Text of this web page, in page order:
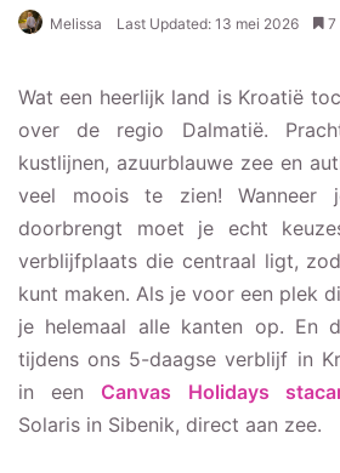
Melissa Last Updated: 13 mei 2026 7
Camping Solaris in
Het inchecken op
Camping Solaris
Moda Plus Canvas
Holidays stacaravan
Camping Solaris in
Sibenik
Het overkoepelende
Amadria Park
De campingwinkel op
Wat een heerlijk land is Kroatië
over de regio Dalmatië.
kustlijnen, azuurblauwe zee en
veel moois te zien! Wanneer
doorbrengt moet je echt
verblijfplaats die centraal ligt,
kunt maken. Als je voor een plek
je helemaal alle kanten op. En
tijdens ons 5-daagse verblijf in
in een Canvas Holidays
Solaris in Sibenik, direct aan zee.